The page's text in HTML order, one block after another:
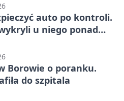
auto po kontroli.
u niego ponad
Borowie o poranku.
do szpitala